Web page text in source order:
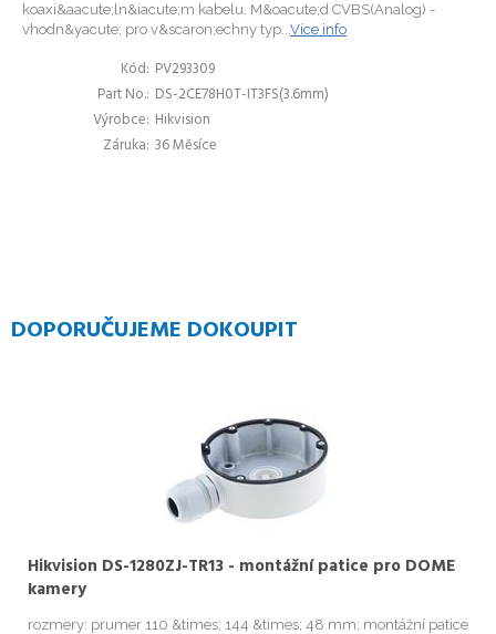
koaxi&aacute;ln&iacute;m kabelu. M&oacute;d CVBS(Analog) -
vhodn&yacute; pro v&scaron;echny typ...Více info
Kód PV293309
Part No. DS-2CE78H0T-IT3FS(3.6mm)
Výrobce Hikvision
Záruka 36 Měsíce
DOPORUČUJEME DOKOUPIT
Hikvision DS-1280ZJ-TR13 - montážní patice pro DOME
kamery
rozmery: prumer 110 &times; 144 &times; 48 mm; montážní patice